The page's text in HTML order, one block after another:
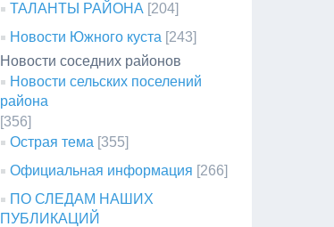
ТАЛАНТЫ РАЙОНА [204]
Новости Южного куста [243]
Новости соседних районов
Новости сельских поселений
района
[356]
Острая тема [355]
Официальная информация [266]
ПО СЛЕДАМ НАШИХ
ПУБЛИКАЦИЙ